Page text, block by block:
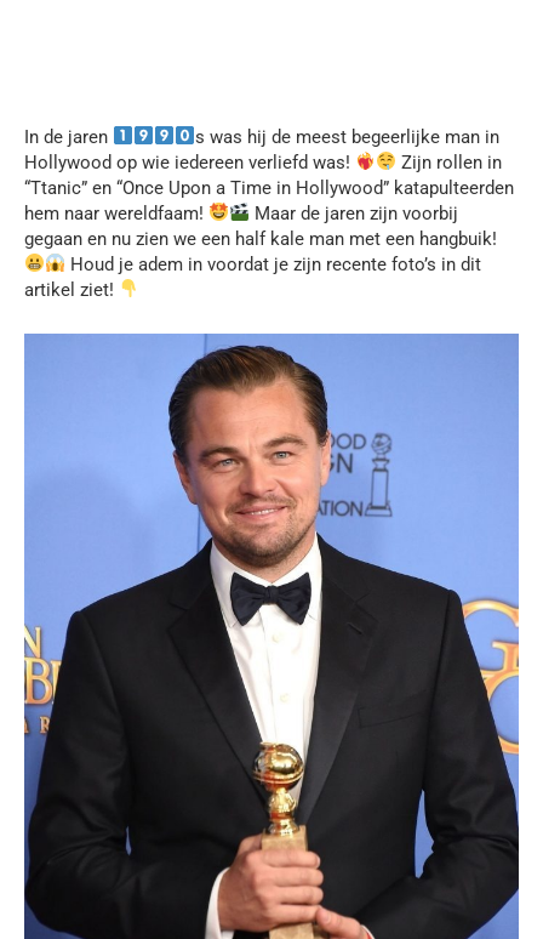
In de jaren
s was hij de meest begeerlijke man in
Hollywood op wie iedereen verliefd was!
Zijn rollen in
“Ttanic” en “Once Upon a Time in Hollywood” katapulteerden
hem naar wereldfaam!
Maar de jaren zijn voorbij
gegaan en nu zien we een half kale man met een hangbuik!
Houd je adem in voordat je zijn recente foto’s in dit
artikel ziet!